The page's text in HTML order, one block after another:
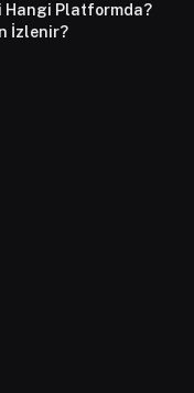
Hangi Platformda?
İzlenir?